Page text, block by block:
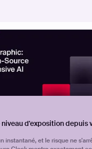
niveau d'exposition depuis
instantané, et le risque ne
Open-Source